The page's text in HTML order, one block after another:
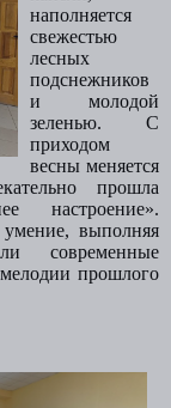
наполняется
свежестью
лесных
подснежников
и молодой
зеленью. С
приходом
весны меняется
прошла
настроение».
выполняя
современные
прошлого